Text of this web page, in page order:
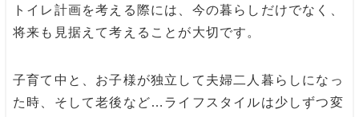
トイレ計画を考える際には、今の暮らしだけでなく、
将来も見据えて考えることが大切です。
子育て中と、お子様が独立して夫婦二人暮らしになっ
た時、そして老後など…ライフスタイルは少しずつ変